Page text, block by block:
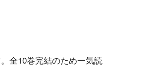
全10巻完結のため一気読